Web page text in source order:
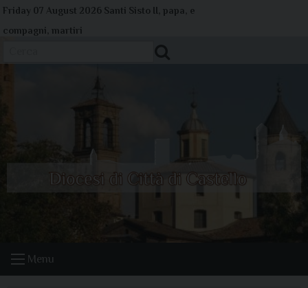
Skip
Friday 07 August 2026 Santi Sisto II, papa, e
compagni, martiri
Menu